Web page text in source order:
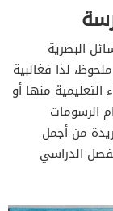
البصرية
لذا فغالبية
منها أو
الرسومات
من أجمل
الدراسي